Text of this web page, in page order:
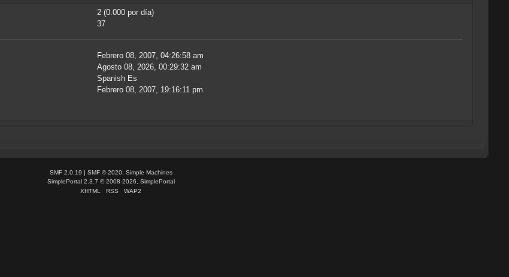
2 (0.000 por día)
37
Febrero 08, 2007, 04:26:58 am
Agosto 08, 2026, 00:29:32 am
Spanish Es
Febrero 08, 2007, 19:16:11 pm
SMF 2.0.19 | SMF © 2020, Simple Machines
SimplePortal 2.3.7 © 2008-2026, SimplePortal
XHTML
RSS WAP2